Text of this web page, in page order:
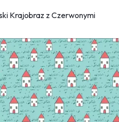
Krajobraz z Czerwonymi